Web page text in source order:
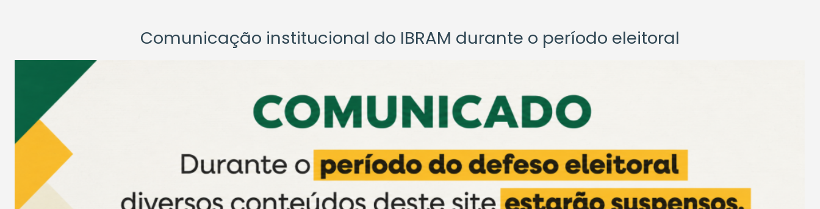
Comunicação institucional do IBRAM durante o período eleitoral